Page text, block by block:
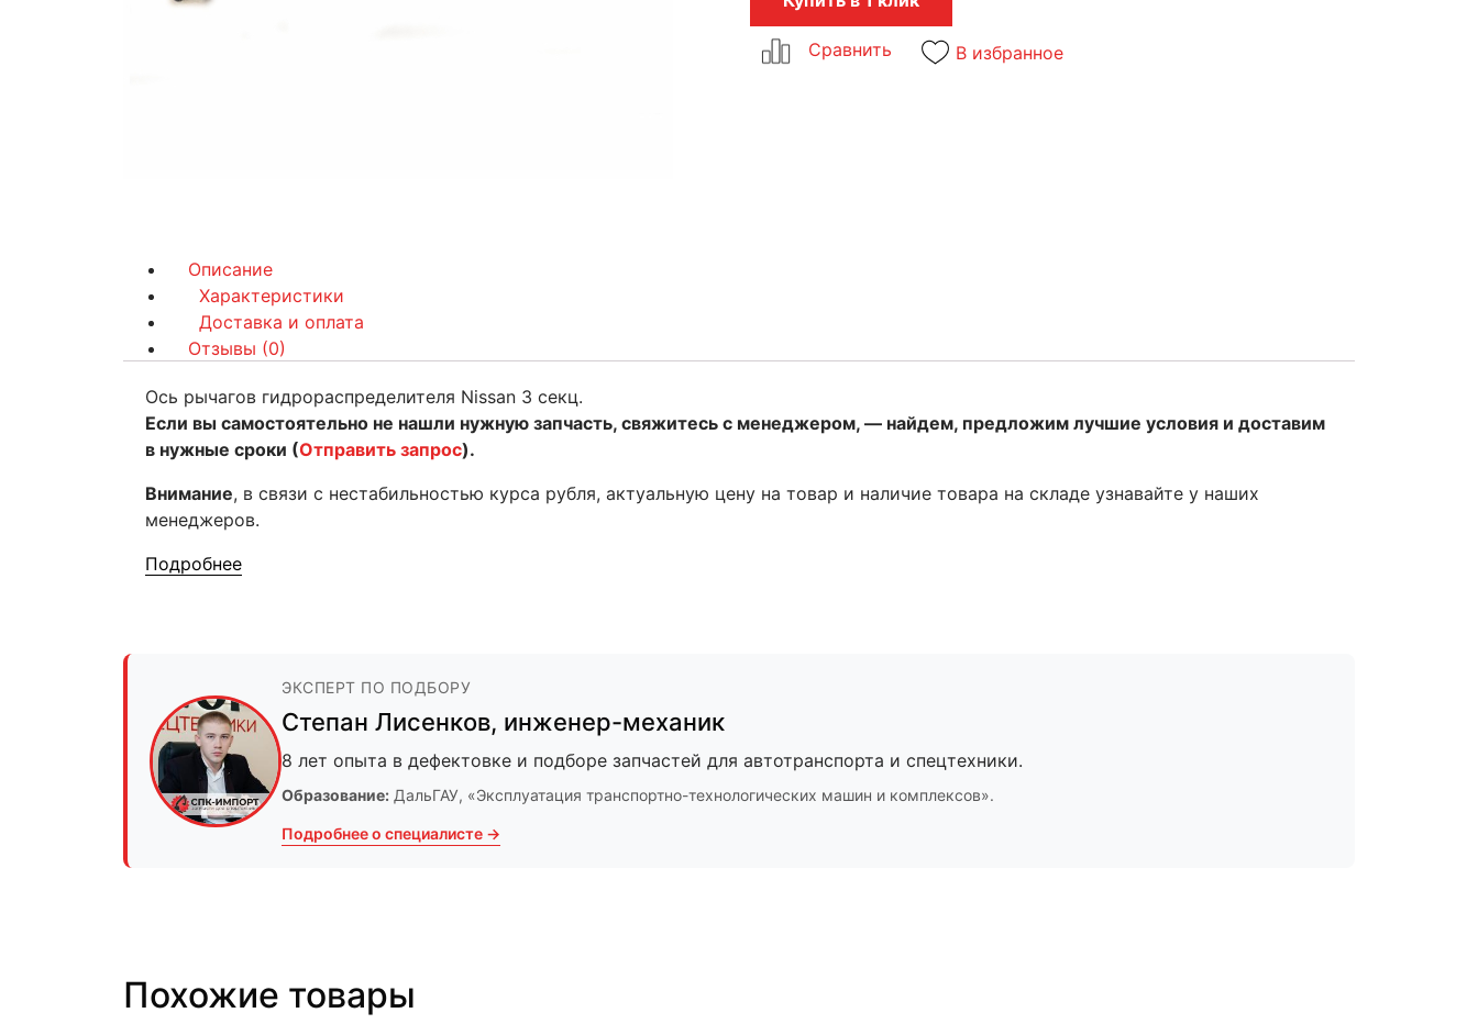
В избранное
Описание
Характеристики
Доставка и оплата
Отзывы (0)
Ось рычагов гидрораспределителя Nissan 3 секц.
Если вы самостоятельно не нашли нужную запчасть, свяжитесь с менеджером, — найдем, предложим лучшие условия и доставим
в нужные сроки (Отправить запрос).
Внимание, в связи с нестабильностью курса рубля, актуальную цену на товар и наличие товара на складе узнавайте у наших
менеджеров.
Подробнее
ЭКСПЕРТ ПО ПОДБОРУ
Степан Лисенков, инженер-механик
8 лет опыта в дефектовке и подборе запчастей для автотранспорта и спецтехники.
Образование: ДальГАУ, «Эксплуатация транспортно-технологических машин и комплексов».
Подробнее о специалисте →
Похожие товары